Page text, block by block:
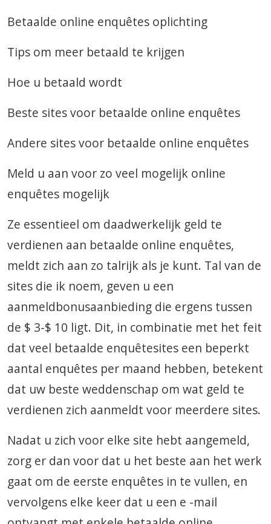
Betaalde online enquêtes oplichting
Tips om meer betaald te krijgen
Hoe u betaald wordt
Beste sites voor betaalde online enquêtes
Andere sites voor betaalde online enquêtes
Meld u aan voor zo veel mogelijk online
enquêtes mogelijk
Ze essentieel om daadwerkelijk geld te
verdienen aan betaalde online enquêtes,
meldt zich aan zo talrijk als je kunt. Tal van de
sites die ik noem, geven u een
aanmeldbonusaanbieding die ergens tussen
de $ 3-$ 10 ligt. Dit, in combinatie met het feit
dat veel betaalde enquêtesites een beperkt
aantal enquêtes per maand hebben, betekent
dat uw beste weddenschap om wat geld te
verdienen zich aanmeldt voor meerdere sites.
Nadat u zich voor elke site hebt aangemeld,
zorg er dan voor dat u het beste aan het werk
gaat om de eerste enquêtes in te vullen, en
vervolgens elke keer dat u een e -mail